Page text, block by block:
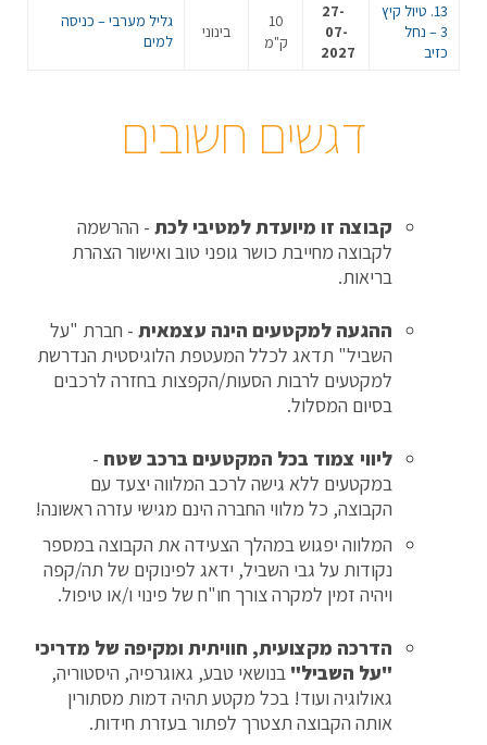
13. טיול קיץ
3 – נחל
כזיב
27-
07-
2027
10
ק"מ
בינוני
גליל מערבי – כניסה
למים
דגשים חשובים
קבוצה זו מיועדת למטיבי לכת - ההרשמה
לקבוצה מחייבת כושר גופני טוב ואישור הצהרת
בריאות.
ההגעה למקטעים הינה עצמאית - חברת "על
השביל" תדאג לכלל המעטפת הלוגיסטית הנדרשת
למקטעים לרבות הסעות/הקפצות בחזרה לרכבים
בסיום המסלול.
ליווי צמוד בכל המקטעים ברכב שטח -
במקטעים ללא גישה לרכב המלווה יצעד עם
הקבוצה, כל מלווי החברה הינם מגישי עזרה ראשונה!
המלווה יפגוש במהלך הצעידה את הקבוצה במספר
נקודות על גבי השביל, ידאג לפינוקים של תה/קפה
ויהיה זמין למקרה צורך חו"ח של פינוי ו/או טיפול.
הדרכה מקצועית, חוויתית ומקיפה של מדריכי
"על השביל" בנושאי טבע, גאוגרפיה, היסטוריה,
גאולוגיה ועוד! בכל מקטע תהיה דמות מסתורין
אותה הקבוצה תצטרך לפתור בעזרת חידות.